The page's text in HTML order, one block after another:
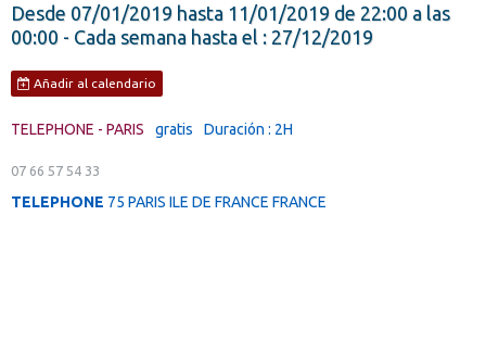
Desde 07/01/2019 hasta 11/01/2019 de 22:00 a las
00:00 - Cada semana hasta el : 27/12/2019
Añadir al calendario
TELEPHONE - PARIS gratis Duración : 2H
07 66 57 54 33
TELEPHONE 75 PARIS ILE DE FRANCE FRANCE